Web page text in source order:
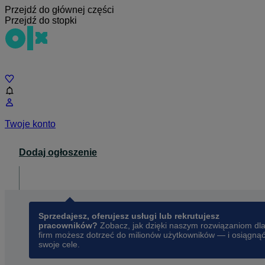
Przejdź do głównej części
Przejdź do stopki
Twoje konto
Dodaj ogłoszenie
Sprzedajesz, oferujesz usługi lub rekrutujesz
pracowników? Zobacz, jak dzięki naszym rozwiązaniom dla
firm możesz dotrzeć do milionów użytkowników — i osiągnąć
swoje cele.